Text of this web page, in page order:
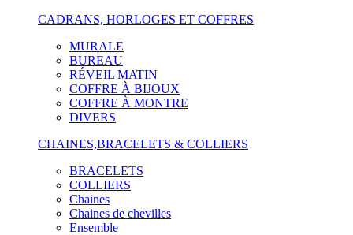
CADRANS, HORLOGES ET COFFRES
MURALE
BUREAU
RÉVEIL MATIN
COFFRE À BIJOUX
COFFRE À MONTRE
DIVERS
CHAINES,BRACELETS & COLLIERS
BRACELETS
COLLIERS
Chaines
Chaines de chevilles
Ensemble